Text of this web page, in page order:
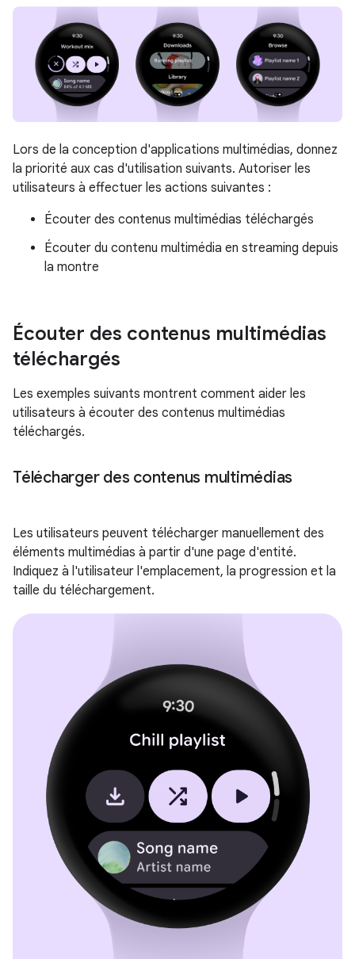
Lors de la conception d'applications multimédias, donnez
la priorité aux cas d'utilisation suivants. Autoriser les
utilisateurs à effectuer les actions suivantes :
Écouter des contenus multimédias téléchargés
Écouter du contenu multimédia en streaming depuis
la montre
Écouter des contenus multimédias
téléchargés
Les exemples suivants montrent comment aider les
utilisateurs à écouter des contenus multimédias
téléchargés.
Télécharger des contenus multimédias
Les utilisateurs peuvent télécharger manuellement des
éléments multimédias à partir d'une page d'entité.
Indiquez à l'utilisateur l'emplacement, la progression et la
taille du téléchargement.